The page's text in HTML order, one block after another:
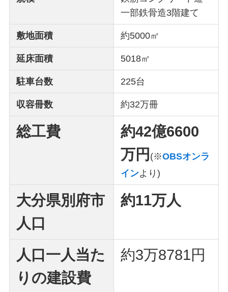
一部鉄骨造3階建て
敷地面積 約5000㎡
延床面積 5018㎡
駐車台数 225台
収容冊数 約32万冊
総工費
約42億6600
万円 (※OBSオンラ
インより)
大分県別府市
人口
約11万人
人口一人当た
りの建設費
約3万8781円